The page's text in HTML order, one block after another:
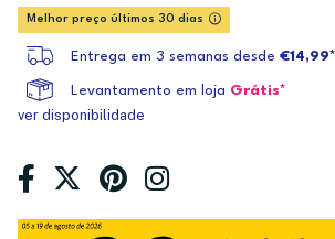
Melhor preço últimos 30 dias
Entrega em 3 semanas desde €14,99*
Levantamento em loja Grátis*
ver disponibilidade